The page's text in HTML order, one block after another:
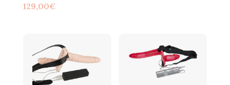
129,00€